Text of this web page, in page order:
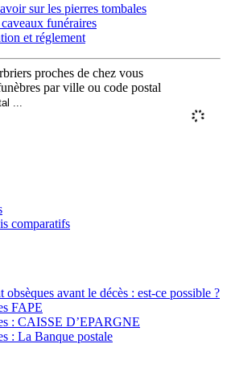
sur les pierres tombales
funéraires
et réglement
proches de chez vous
par ville ou code postal
comparatifs
obsèques avant le décès : est-ce possible ?
FAPE
: CAISSE D’EPARGNE
: La Banque postale